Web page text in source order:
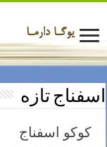
اسفناج تازه
کوکو اسفناج